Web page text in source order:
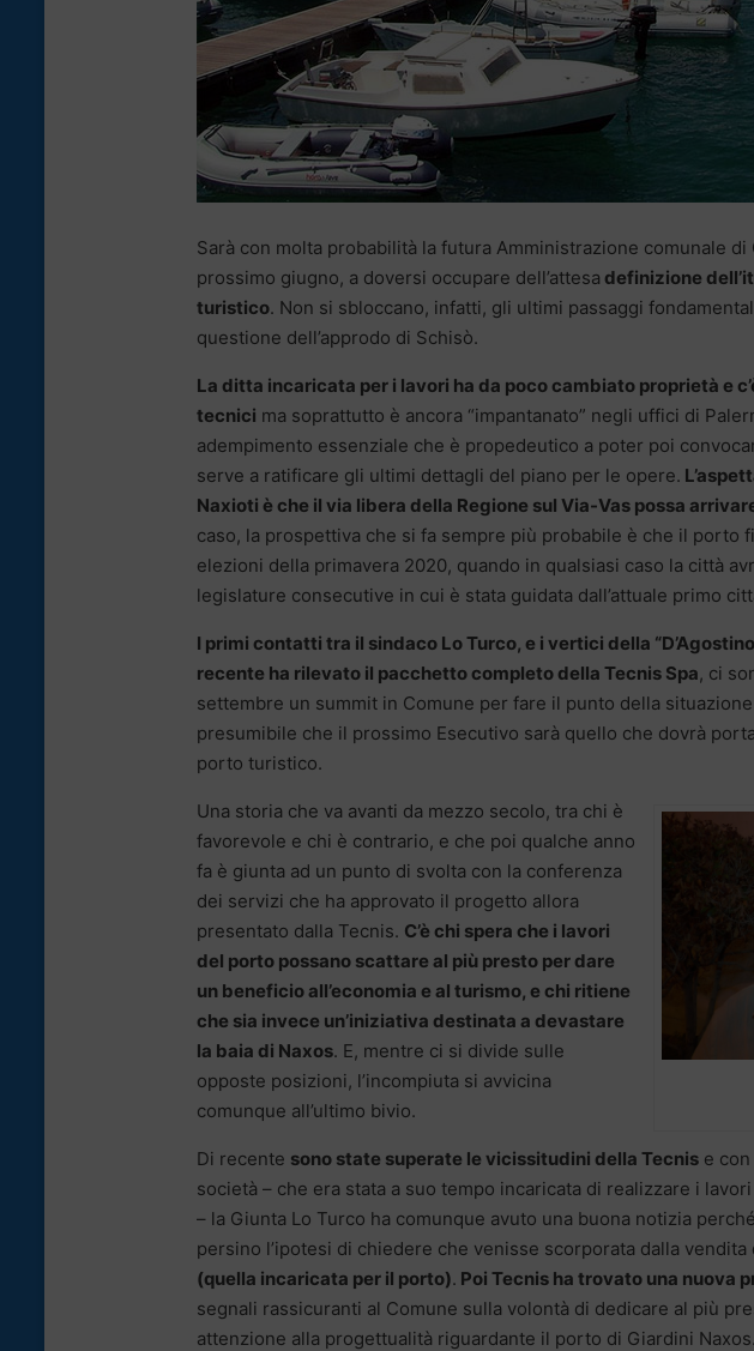
Sarà con molta probabilità la futura Amministrazione comunale
prossimo giugno, a doversi occupare dell’attesa definizione
turistico. Non si sbloccano, infatti, gli ultimi passaggi
questione dell’approdo di Schisò.
La ditta incaricata per i lavori ha da poco cambiato proprietà e
tecnici ma soprattutto è ancora “impantanato” negli uffici di
adempimento essenziale che è propedeutico a poter poi
serve a ratificare gli ultimi dettagli del piano per le opere.
Naxioti è che il via libera della Regione sul Via-Vas possa
caso, la prospettiva che si fa sempre più probabile è che il porto
elezioni della primavera 2020, quando in qualsiasi caso la città
legislature consecutive in cui è stata guidata dall’attuale primo
I primi contatti tra il sindaco Lo Turco, e i vertici della
recente ha rilevato il pacchetto completo della Tecnis Spa, ci
settembre un summit in Comune per fare il punto della
presumibile che il prossimo Esecutivo sarà quello che dovrà
porto turistico.
Una storia che va avanti da mezzo secolo, tra chi è
favorevole e chi è contrario, e che poi qualche anno
fa è giunta ad un punto di svolta con la conferenza
dei servizi che ha approvato il progetto allora
presentato dalla Tecnis. C’è chi spera che i lavori
del porto possano scattare al più presto per dare
un beneficio all’economia e al turismo, e chi ritiene
che sia invece un’iniziativa destinata a devastare
la baia di Naxos. E, mentre ci si divide sulle
opposte posizioni, l’incompiuta si avvicina
comunque all’ultimo bivio.
Di recente sono state superate le vicissitudini della Tecnis e
società – che era stata a suo tempo incaricata di realizzare i
– la Giunta Lo Turco ha comunque avuto una buona notizia
persino l’ipotesi di chiedere che venisse scorporata dalla vendita
(quella incaricata per il porto). Poi Tecnis ha trovato una nuova
segnali rassicuranti al Comune sulla volontà di dedicare al più
attenzione alla progettualità riguardante il porto di Giardini Naxos.